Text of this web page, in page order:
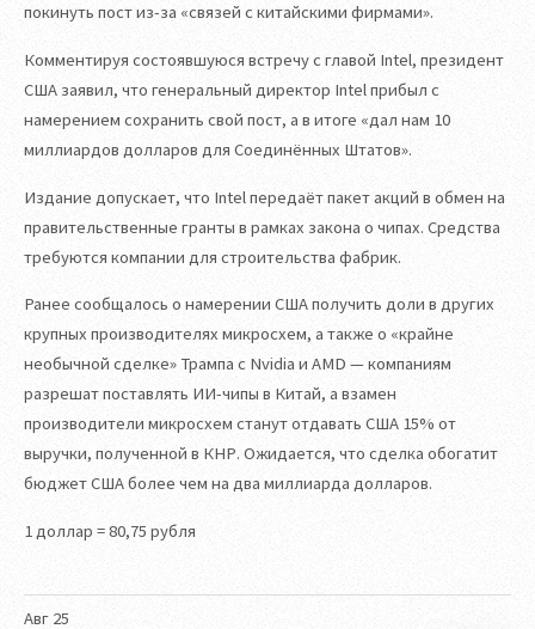
Авг 25
покинуть пост из-за «связей с китайскими фирмами».
Комментируя состоявшуюся встречу с главой Intel, президент
США заявил, что генеральный директор Intel прибыл с
намерением сохранить свой пост, а в итоге «дал нам 10
миллиардов долларов для Соединённых Штатов».
Издание допускает, что Intel передаёт пакет акций в обмен на
правительственные гранты в рамках закона о чипах. Средства
требуются компании для строительства фабрик.
Ранее сообщалось о намерении США получить доли в других
крупных производителях микросхем, а также о «крайне
необычной сделке» Трампа с Nvidia и AMD — компаниям
разрешат поставлять ИИ-чипы в Китай, а взамен
производители микросхем станут отдавать США 15% от
выручки, полученной в КНР. Ожидается, что сделка обогатит
бюджет США более чем на два миллиарда долларов.
1 доллар = 80,75 рубля